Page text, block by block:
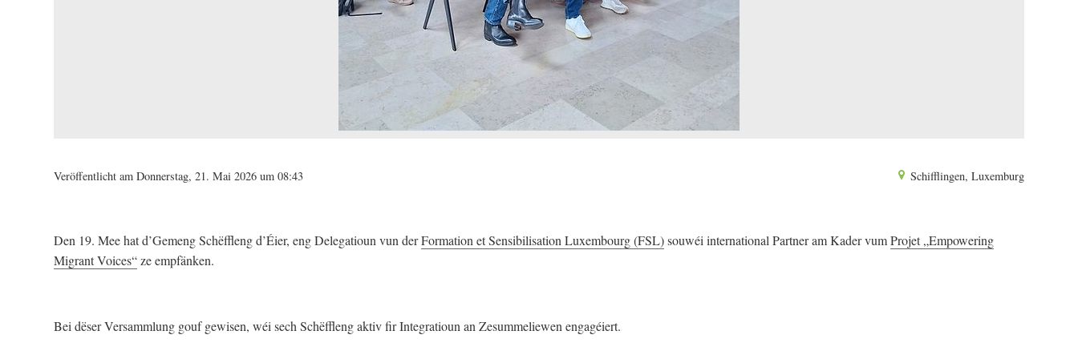
Veröffentlicht am Donnerstag, 21. Mai 2026 um 08:43 Schifflingen, Luxemburg
Den 19. Mee hat d’Gemeng Schëffleng d’Éier, eng Delegatioun vun derFormation et Sensibilisation Luxembourg (FSL)souwéi international Partner am Kader vumProjet „Empowering
Migrant Voices“ze empfänken.
Bei dëser Versammlung gouf gewisen, wéi sech Schëffleng aktiv fir Integratioun an Zesummeliewen engagéiert.